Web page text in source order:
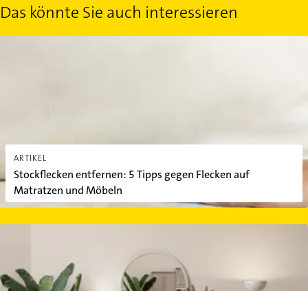
Das könnte Sie auch interessieren
ARTIKEL
Stockflecken entfernen: 5 Tipps gegen Flecken auf
Matratzen und Möbeln